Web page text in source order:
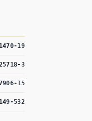
19
3
15
532